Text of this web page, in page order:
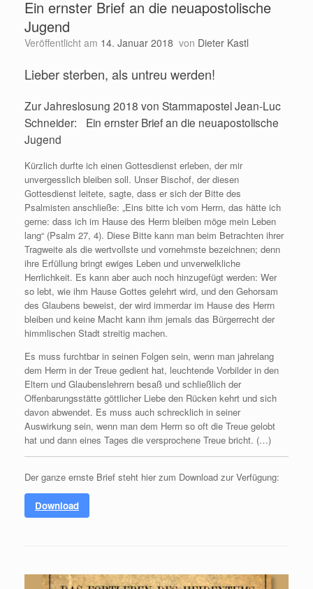
Ein ernster Brief an die neuapostolische
Jugend
Veröffentlicht am 14. Januar 2018 von Dieter Kastl
Lieber sterben, als untreu werden!
Zur Jahreslosung 2018 von Stammapostel Jean-Luc
Schneider: Ein ernster Brief an die neuapostolische
Jugend
Kürzlich durfte ich einen Gottesdienst erleben, der mir
unvergesslich bleiben soll. Unser Bischof, der diesen
Gottesdienst leitete, sagte, dass er sich der Bitte des
Psalmisten anschließe: „Eins bitte ich vom Herrn, das hätte ich
gerne: dass ich im Hause des Herrn bleiben möge mein Leben
lang“ (Psalm 27, 4). Diese Bitte kann man beim Betrachten ihrer
Tragweite als die wertvollste und vornehmste bezeichnen; denn
ihre Erfüllung bringt ewiges Leben und unverwelkliche
Herrlichkeit. Es kann aber auch noch hinzugefügt werden: Wer
so lebt, wie ihm Hause Gottes gelehrt wird, und den Gehorsam
des Glaubens beweist, der wird immerdar im Hause des Herrn
bleiben und keine Macht kann ihm jemals das Bürgerrecht der
himmlischen Stadt streitig machen.
Es muss furchtbar in seinen Folgen sein, wenn man jahrelang
dem Herrn in der Treue gedient hat, leuchtende Vorbilder in den
Eltern und Glaubenslehrern besaß und schließlich der
Offenbarungsstätte göttlicher Liebe den Rücken kehrt und sich
davon abwendet. Es muss auch schrecklich in seiner
Auswirkung sein, wenn man dem Herrn so oft die Treue gelobt
hat und dann eines Tages die versprochene Treue bricht. (…)
Der ganze ernste Brief steht hier zum Download zur Verfügung:
Download